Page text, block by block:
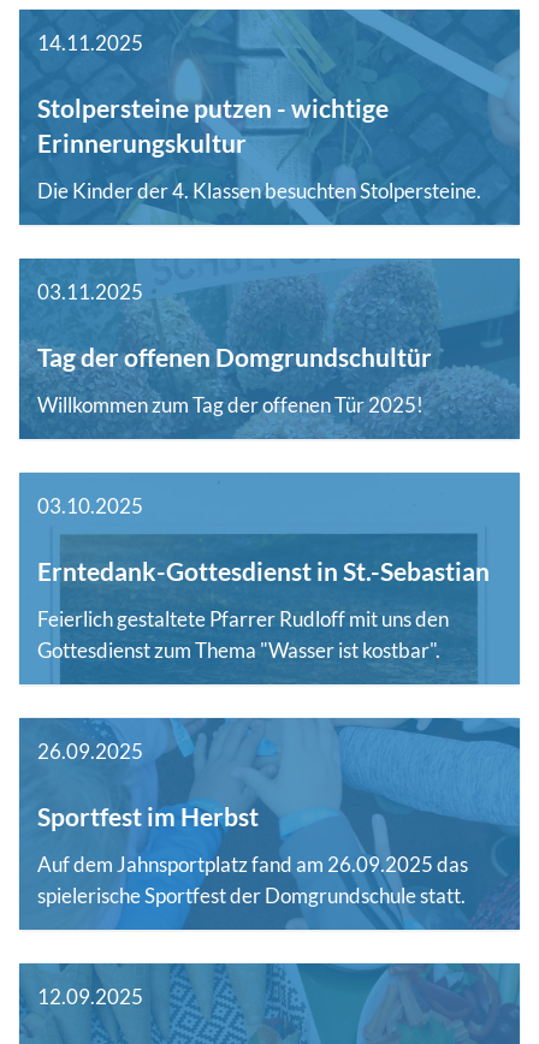
14.11.2025
Stolpersteine putzen - wichtige
Erinnerungskultur
Die Kinder der 4. Klassen besuchten Stolpersteine.
03.11.2025
Tag der offenen Domgrundschultür
Willkommen zum Tag der offenen Tür 2025!
03.10.2025
Erntedank-Gottesdienst in St.-Sebastian
Feierlich gestaltete Pfarrer Rudloff mit uns den
Gottesdienst zum Thema "Wasser ist kostbar".
26.09.2025
Sportfest im Herbst
Auf dem Jahnsportplatz fand am 26.09.2025 das
spielerische Sportfest der Domgrundschule statt.
12.09.2025